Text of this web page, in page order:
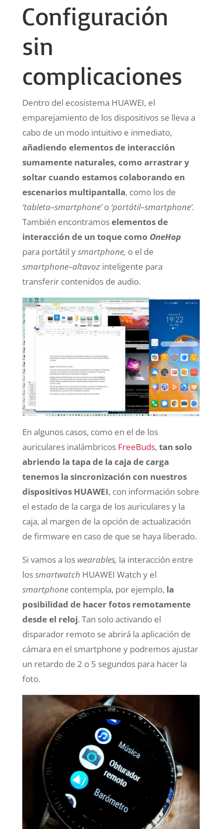
Configuración
sin
complicaciones
Dentro del ecosistema HUAWEI, el
emparejamiento de los dispositivos se lleva a
cabo de un modo intuitivo e inmediato,
añadiendo elementos de interacción
sumamente naturales, como arrastrar y
soltar cuando estamos colaborando en
escenarios multipantalla, como los de
‘tableta–smartphone’o ‘portátil–smartphone’.
También encontramoselementos de
interacción de un toque como OneHop
para portátil ysmartphone, o el de
smartphone–altavozinteligente para
transferir contenidos de audio.
En algunos casos, como en el de los
auriculares inalámbricos FreeBuds, tan solo
abriendo la tapa de la caja de carga
tenemos la sincronización con nuestros
dispositivos HUAWEI, con información sobre
el estado de la carga de los auriculares y la
caja, al margen de la opción de actualización
de firmware en caso de que se haya liberado.
Si vamos a los wearables, la interacción entre
lossmartwatch HUAWEI Watch y el
smartphonecontempla, por ejemplo, la
posibilidad de hacer fotos remotamente
desde el reloj. Tan solo activando el
disparador remoto se abrirá la aplicación de
cámara en el smartphone y podremos ajustar
un retardo de 2 o 5 segundos para hacer la
foto.